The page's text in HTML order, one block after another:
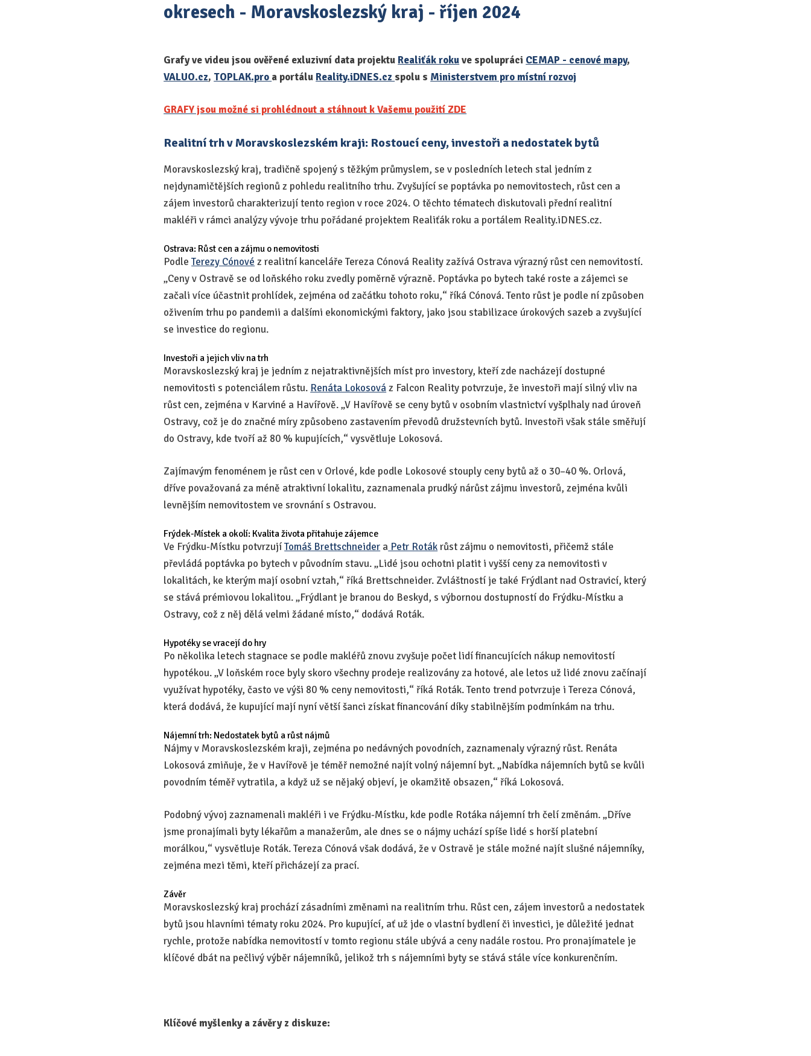
okresech - Moravskoslezský kraj - říjen 2024
Grafy ve videu jsou ověřené exluzivní data projektu Realiťák rokuve spolupráci CEMAP - cenové mapy,
VALUO.cz, TOPLAK.pro a portálu Reality.iDNES.cz spolu s Ministerstvem pro místní rozvoj
GRAFY jsou možné si prohlédnout a stáhnout k Vašemu použití ZDE
Realitní trh v Moravskoslezském kraji: Rostoucí ceny, investoři a nedostatek bytů
Moravskoslezský kraj, tradičně spojený s těžkým průmyslem, se v posledních letech stal jedním z
nejdynamičtějších regionů z pohledu realitního trhu. Zvyšující se poptávka po nemovitostech, růst cen a
zájem investorů charakterizují tento region v roce 2024. O těchto tématech diskutovali přední realitní
makléři v rámci analýzy vývoje trhu pořádané projektem Realiťák roku a portálem Reality.iDNES.cz.
Ostrava: Růst cen a zájmu o nemovitosti
PodleTerezy Cónové z realitní kanceláře Tereza Cónová Reality zažívá Ostrava výrazný růst cen nemovitostí.
„Ceny v Ostravě se od loňského roku zvedly poměrně výrazně. Poptávka po bytech také roste a zájemci se
začali více účastnit prohlídek, zejména od začátku tohoto roku,“ říká Cónová. Tento růst je podle ní způsoben
oživením trhu po pandemii a dalšími ekonomickými faktory, jako jsou stabilizace úrokových sazeb a zvyšující
se investice do regionu.
Investoři a jejich vliv na trh
Moravskoslezský kraj je jedním z nejatraktivnějších míst pro investory, kteří zde nacházejí dostupné
nemovitosti s potenciálem růstu. Renáta Lokosová z Falcon Reality potvrzuje, že investoři mají silný vliv na
růst cen, zejména v Karviné a Havířově. „V Havířově se ceny bytů v osobním vlastnictví vyšplhaly nad úroveň
Ostravy, což je do značné míry způsobeno zastavením převodů družstevních bytů. Investoři však stále směřují
do Ostravy, kde tvoří až 80 % kupujících,“ vysvětluje Lokosová.
Zajímavým fenoménem je růst cen v Orlové, kde podle Lokosové stouply ceny bytů až o 30–40 %. Orlová,
dříve považovaná za méně atraktivní lokalitu, zaznamenala prudký nárůst zájmu investorů, zejména kvůli
levnějším nemovitostem ve srovnání s Ostravou.
Frýdek-Místek a okolí: Kvalita života přitahuje zájemce
Ve Frýdku-Místku potvrzujíTomáš Brettschneider a Petr Rotákrůst zájmu o nemovitosti, přičemž stále
převládá poptávka po bytech v původním stavu. „Lidé jsou ochotni platit i vyšší ceny za nemovitosti v
lokalitách, ke kterým mají osobní vztah,“ říká Brettschneider. Zvláštností je také Frýdlant nad Ostravicí, který
se stává prémiovou lokalitou. „Frýdlant je branou do Beskyd, s výbornou dostupností do Frýdku-Místku a
Ostravy, což z něj dělá velmi žádané místo,“ dodává Roták.
Hypotéky se vracejí do hry
Po několika letech stagnace se podle makléřů znovu zvyšuje počet lidí financujících nákup nemovitostí
hypotékou. „V loňském roce byly skoro všechny prodeje realizovány za hotové, ale letos už lidé znovu začínají
využívat hypotéky, často ve výši 80 % ceny nemovitosti,“ říká Roták. Tento trend potvrzuje i Tereza Cónová,
která dodává, že kupující mají nyní větší šanci získat financování díky stabilnějším podmínkám na trhu.
Nájemní trh: Nedostatek bytů a růst nájmů
Nájmy v Moravskoslezském kraji, zejména po nedávných povodních, zaznamenaly výrazný růst. Renáta
Lokosová zmiňuje, že v Havířově je téměř nemožné najít volný nájemní byt. „Nabídka nájemních bytů se kvůli
povodním téměř vytratila, a když už se nějaký objeví, je okamžitě obsazen,“ říká Lokosová.
Podobný vývoj zaznamenali makléři i ve Frýdku-Místku, kde podle Rotáka nájemní trh čelí změnám. „Dříve
jsme pronajímali byty lékařům a manažerům, ale dnes se o nájmy uchází spíše lidé s horší platební
morálkou,“ vysvětluje Roták. Tereza Cónová však dodává, že v Ostravě je stále možné najít slušné nájemníky,
zejména mezi těmi, kteří přicházejí za prací.
Závěr
Moravskoslezský kraj prochází zásadními změnami na realitním trhu. Růst cen, zájem investorů a nedostatek
bytů jsou hlavními tématy roku 2024. Pro kupující, ať už jde o vlastní bydlení či investici, je důležité jednat
rychle, protože nabídka nemovitostí v tomto regionu stále ubývá a ceny nadále rostou. Pro pronajímatele je
klíčové dbát na pečlivý výběr nájemníků, jelikož trh s nájemními byty se stává stále více konkurenčním.
Klíčové myšlenky a závěry z diskuze: